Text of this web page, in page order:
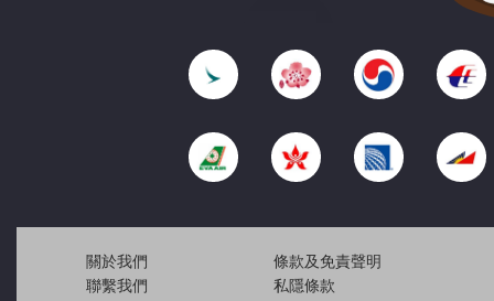
關於我們
聯繫我們
條款及免責聲明
私隱條款